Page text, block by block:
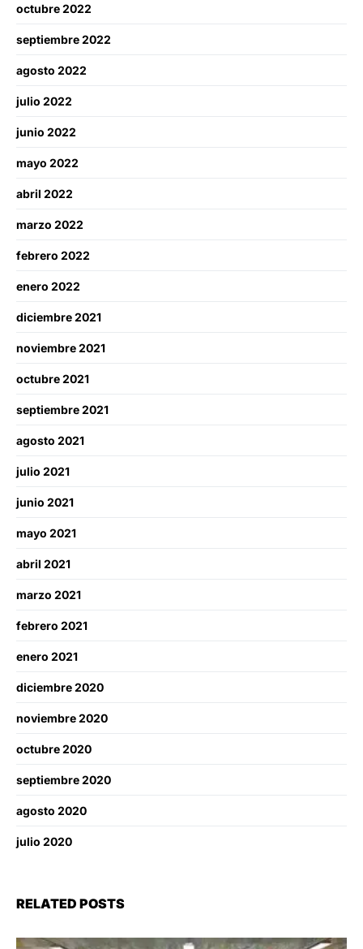
octubre 2022
septiembre 2022
agosto 2022
julio 2022
junio 2022
mayo 2022
abril 2022
marzo 2022
febrero 2022
enero 2022
diciembre 2021
noviembre 2021
octubre 2021
septiembre 2021
agosto 2021
julio 2021
junio 2021
mayo 2021
abril 2021
marzo 2021
febrero 2021
enero 2021
diciembre 2020
noviembre 2020
octubre 2020
septiembre 2020
agosto 2020
julio 2020
RELATED POSTS